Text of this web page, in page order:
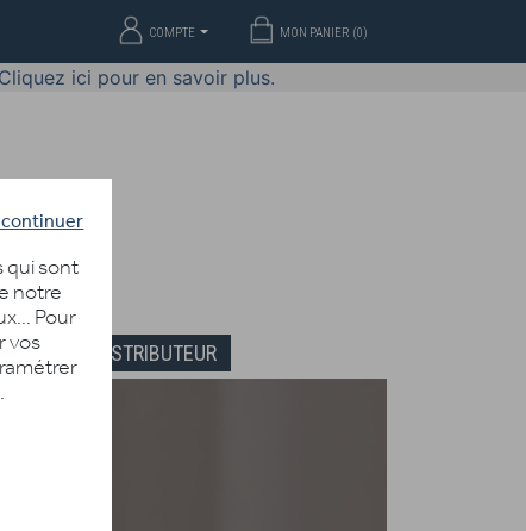
qui sont
notre
Pour
vos
MON PANIER (0)
COMPTE
Cliquez ici pour en savoir plus.
DEVENIR DISTRIBUTEUR